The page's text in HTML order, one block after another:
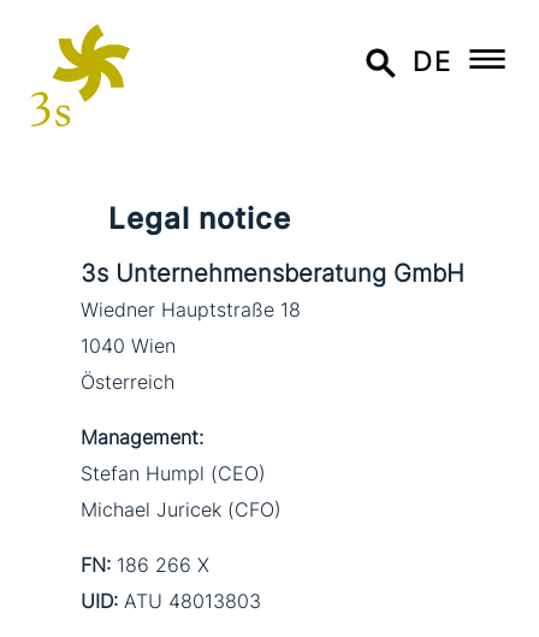
DE
Legal notice
3s Unternehmensberatung GmbH
Wiedner Hauptstraße 18
1040 Wien
Österreich
Management:
Stefan Humpl (CEO)
Michael Juricek (CFO)
FN: 186 266 X
UID: ATU 48013803